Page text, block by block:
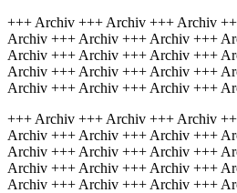
+++ Archiv +++ Archiv +++ Archiv
Archiv +++ Archiv +++ Archiv +++
Archiv +++ Archiv +++ Archiv +++
Archiv +++ Archiv +++ Archiv +++
Archiv +++ Archiv +++ Archiv +++
+++ Archiv +++ Archiv +++ Archiv
Archiv +++ Archiv +++ Archiv +++
Archiv +++ Archiv +++ Archiv +++
Archiv +++ Archiv +++ Archiv +++
Archiv +++ Archiv +++ Archiv +++